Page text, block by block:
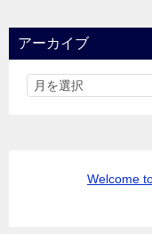
アーカイブ
Welcome